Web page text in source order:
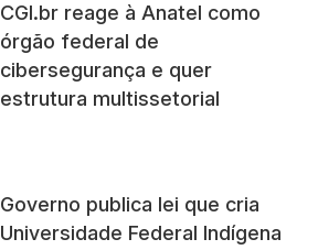
CGI.br reage à Anatel como
órgão federal de
cibersegurança e quer
estrutura multissetorial
Governo publica lei que cria
Universidade Federal Indígena